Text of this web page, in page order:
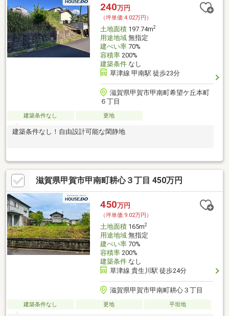
240万円
（坪単価:4.02万円）
土地面積197.74m2
用途地域無指定
建ぺい率70%
容積率200%
建築条件なし
草津線 甲南駅 徒歩23分
滋賀県甲賀市甲南町希望ケ丘本町
６丁目
建築条件なし 更地
建築条件なし！自由設計可能な閑静地
滋賀県甲賀市甲南町耕心３丁目 450万円
450万円
（坪単価:9.02万円）
土地面積165m2
用途地域無指定
建ぺい率70%
容積率200%
建築条件なし
草津線 貴生川駅 徒歩24分
滋賀県甲賀市甲南町耕心３丁目
建築条件なし 更地 平坦地